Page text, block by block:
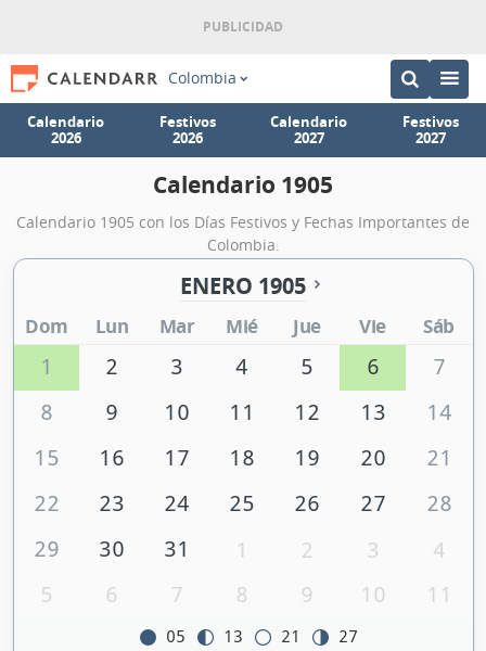
Colombia
Calendario
2026
Festivos
2026
Calendario
2027
Festivos
2027
Calendario 1905
Calendario 1905 con los Días Festivos y Fechas Importantes de
Colombia.
ENERO 1905
Dom Lun Mar Mié Jue Vie Sáb
1 2 3 4 5 6
7
8
9 10 11 12 13
14
15
16 17 18 19 20
21
22
23 24 25 26 27
28
29
30 31 1 2 3
4
5
6 7 8 9 10 11
05 13 21 27